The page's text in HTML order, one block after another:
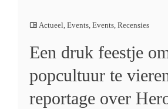
Actueel, Events, Events, Recensies
Een druk feestje
popcultuur te
reportage over